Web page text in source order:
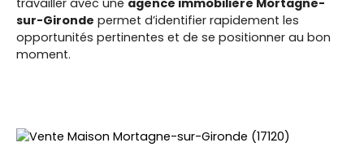
travailler avec une agence immobilière Mortagne-
sur-Gironde permet d’identifier rapidement les
opportunités pertinentes et de se positionner au bon
moment.